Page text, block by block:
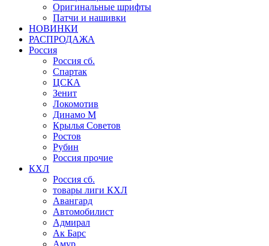
Оригинальные шрифты
Патчи и нашивки
НОВИНКИ
РАСПРОДАЖА
Россия
Россия сб.
Спартак
ЦСКА
Зенит
Локомотив
Динамо М
Крылья Советов
Ростов
Рубин
Россия прочие
КХЛ
Россия сб.
товары лиги КХЛ
Авангард
Автомобилист
Адмирал
Ак Барс
Амур